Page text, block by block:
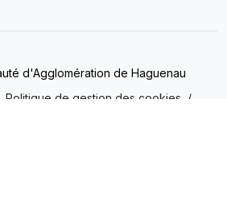
d'Agglomération de Haguenau
Politique de gestion des cookies
/